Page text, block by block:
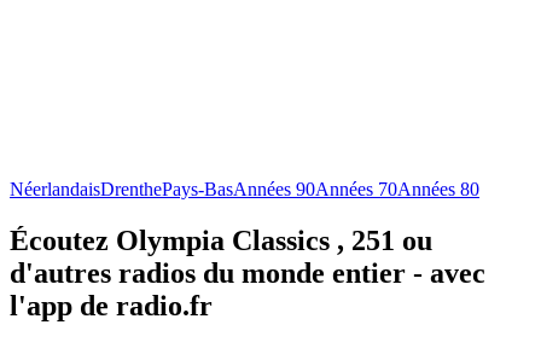
NéerlandaisDrenthePays-BasAnnées 90Années 70Années 80
Écoutez Olympia Classics , 251 ou
d'autres radios du monde entier - avec
l'app de radio.fr